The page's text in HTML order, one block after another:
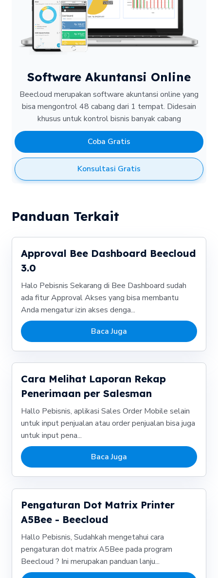
Software Akuntansi Online
Beecloud merupakan software akuntansi online yang
bisa mengontrol 48 cabang dari 1 tempat. Didesain
khusus untuk kontrol bisnis banyak cabang
Coba Gratis
Konsultasi Gratis
Panduan Terkait
Approval Bee Dashboard Beecloud
3.0
Halo Pebisnis Sekarang di Bee Dashboard sudah
ada fitur Approval Akses yang bisa membantu
Anda mengatur izin akses denga...
Baca Juga
Cara Melihat Laporan Rekap
Penerimaan per Salesman
Hallo Pebisnis, aplikasi Sales Order Mobile selain
untuk input penjualan atau order penjualan bisa juga
untuk input pena...
Baca Juga
Pengaturan Dot Matrix Printer
A5Bee - Beecloud
Hallo Pebisnis, Sudahkah mengetahui cara
pengaturan dot matrix A5Bee pada program
Beecloud ? Ini merupakan panduan lanju...